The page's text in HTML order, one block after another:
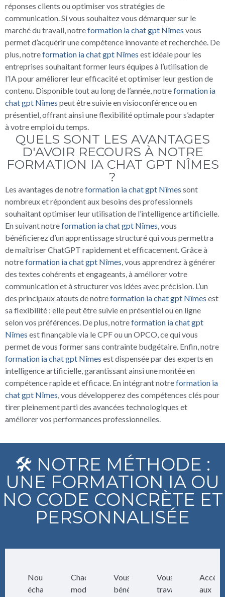
réponses clients ou optimiser vos stratégies de
communication. Si vous souhaitez vous démarquer sur le
marché du travail, notreformation ia chat gpt Nîmes vous
permet d’acquérir une compétence innovante et recherchée. De
plus, notreformation ia chat gpt Nîmes est idéale pour les
entreprises souhaitant former leurs équipes à l’utilisation de
l’IA pour améliorer leur efficacité et optimiser leur gestion de
contenu. Disponible tout au long de l’année, notreformation ia
chat gpt Nîmes peut être suivie en visioconférence ou en
présentiel, offrant ainsi une flexibilité optimale pour s’adapter
à votre emploi du temps.
QUELS SONT LES AVANTAGES
D'AVOIR RECOURS À NOTRE
FORMATION IA CHAT GPT NÎMES
?
Les avantages de notreformation ia chat gpt Nîmes sont
nombreux et répondent aux besoins des professionnels
souhaitant optimiser leur utilisation de l’intelligence artificielle.
En suivant notreformation ia chat gpt Nîmes, vous
bénéficierez d’un apprentissage structuré qui vous permettra
de maîtriser ChatGPT rapidement et efficacement. Grâce à
notreformation ia chat gpt Nîmes, vous apprendrez à générer
des textes cohérents et engageants, à améliorer votre
communication et à structurer vos idées avec précision. L’un
des principaux atouts de notreformation ia chat gpt Nîmes est
sa flexibilité : elle peut être suivie en présentiel ou en ligne
selon vos préférences. De plus, notreformation ia chat gpt
Nîmes est finançable via le CPF ou un OPCO, ce qui vous
permet de vous former sans contrainte budgétaire. Enfin, notre
formation ia chat gpt Nîmes est dispensée par des experts en
intelligence artificielle, garantissant ainsi une montée en
compétence rapide et efficace. En intégrant notreformation ia
chat gpt Nîmes, vous développerez des compétences clés pour
tirer pleinement parti des avancées technologiques et
améliorer vos performances professionnelles.
🛠️ NOTRE MÉTHODE :
UNE FORMATION IA OU
NO CODE CONCRÈTE ET
PERSONNALISÉE
Nous
échangeons
Chaque
module
Vous
bénéficiez
Vous
travaillez
Accès
aux